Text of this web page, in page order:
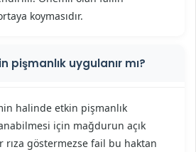
koymasıdır.
pişmanlık uygulanır mı?
halinde etkin pişmanlık
için mağdurun açık
rıza göstermezse fail bu haktan